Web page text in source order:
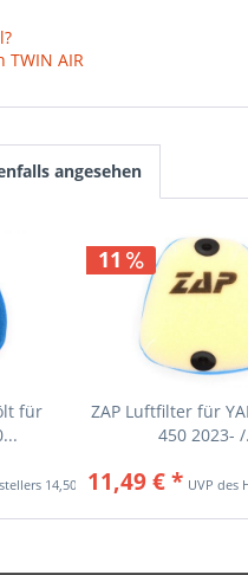
TWIN AIR
angesehen
für
14,50 € *
11
ZAP Luftfilter für
450 2023-
11,49 € *